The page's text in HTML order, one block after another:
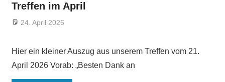
Treffen im April
24. April 2026
Hier ein kleiner Auszug aus unserem Treffen vom 21.
April 2026 Vorab: „Besten Dank an